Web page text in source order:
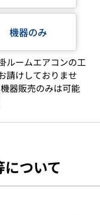
機器のみ
ルームエアコンの工
請けしておりませ
器販売のみは可能
ついて